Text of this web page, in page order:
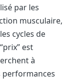
par les
musculaire,
cycles de
est
à